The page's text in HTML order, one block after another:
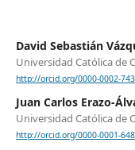
David Sebastián
Universidad Católica de
http://orcid.org/0000-0002-
Juan Carlos Erazo-
Universidad Católica de
http://orcid.org/0000-0001-